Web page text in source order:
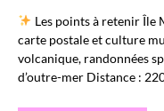
Les points à retenir Île
carte postale et culture
volcanique, randonnées
d’outre-mer Distance :